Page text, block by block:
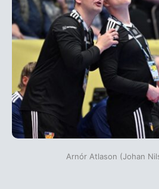
Arnór Atlason (Johan